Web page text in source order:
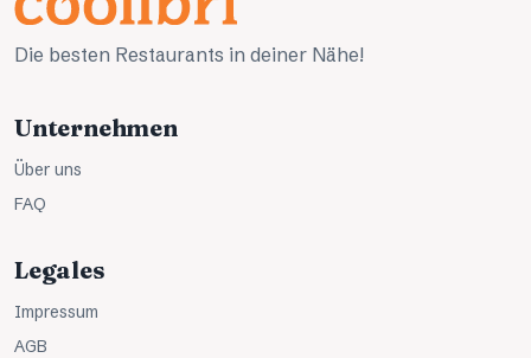
Die besten Restaurants in deiner Nähe!
Unternehmen
Über uns
FAQ
Legales
Impressum
AGB